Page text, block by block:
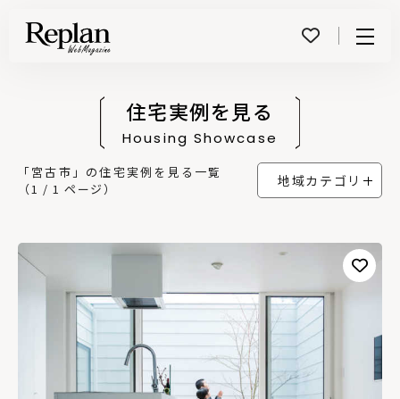
住宅実例を見る
Housing Showcase
「宮古市」の住宅実例を見る一覧
（1 / 1 ページ）
地域カテゴリ